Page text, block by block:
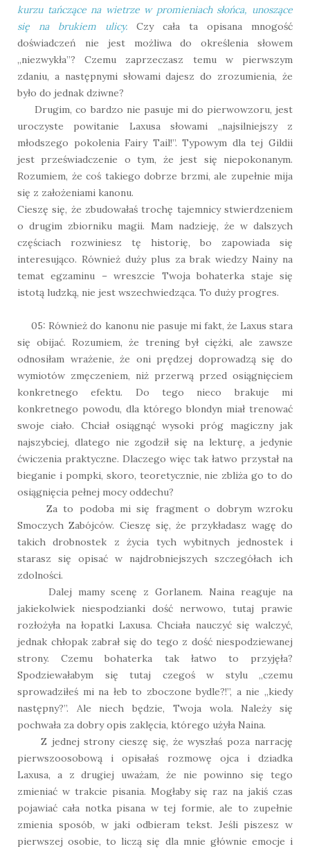
kurzu tańczące na wietrze w promieniach słońca, unoszące
się na brukiem ulicy. Czy cała ta opisana mnogość
doświadczeń nie jest możliwa do określenia słowem
„niezwykła”? Czemu zaprzeczasz temu w pierwszym
zdaniu, a następnymi słowami dajesz do zrozumienia, że
było do jednak dziwne?
Drugim, co bardzo nie pasuje mi do pierwowzoru, jest
uroczyste powitanie Laxusa słowami „najsilniejszy z
młodszego pokolenia Fairy Tail!”. Typowym dla tej Gildii
jest przeświadczenie o tym, że jest się niepokonanym.
Rozumiem, że coś takiego dobrze brzmi, ale zupełnie mija
się z założeniami kanonu.
Cieszę się, że zbudowałaś trochę tajemnicy stwierdzeniem
o drugim zbiorniku magii. Mam nadzieję, że w dalszych
częściach rozwiniesz tę historię, bo zapowiada się
interesująco. Również duży plus za brak wiedzy Nainy na
temat egzaminu – wreszcie Twoja bohaterka staje się
istotą ludzką, nie jest wszechwiedząca. To duży progres.
05: Również do kanonu nie pasuje mi fakt, że Laxus stara
się obijać. Rozumiem, że trening był ciężki, ale zawsze
odnosiłam wrażenie, że oni prędzej doprowadzą się do
wymiotów zmęczeniem, niż przerwą przed osiągnięciem
konkretnego efektu. Do tego nieco brakuje mi
konkretnego powodu, dla którego blondyn miał trenować
swoje ciało. Chciał osiągnąć wysoki próg magiczny jak
najszybciej, dlatego nie zgodził się na lekturę, a jedynie
ćwiczenia praktyczne. Dlaczego więc tak łatwo przystał na
bieganie i pompki, skoro, teoretycznie, nie zbliża go to do
osiągnięcia pełnej mocy oddechu?
Za to podoba mi się fragment o dobrym wzroku
Smoczych Zabójców. Cieszę się, że przykładasz wagę do
takich drobnostek z życia tych wybitnych jednostek i
starasz się opisać w najdrobniejszych szczegółach ich
zdolności.
Dalej mamy scenę z Gorlanem. Naina reaguje na
jakiekolwiek niespodzianki dość nerwowo, tutaj prawie
rozłożyła na łopatki Laxusa. Chciała nauczyć się walczyć,
jednak chłopak zabrał się do tego z dość niespodziewanej
strony. Czemu bohaterka tak łatwo to przyjęła?
Spodziewałabym się tutaj czegoś w stylu „czemu
sprowadziłeś mi na łeb to zboczone bydle?!”, a nie „kiedy
następny?”. Ale niech będzie, Twoja wola. Należy się
pochwała za dobry opis zaklęcia, którego użyła Naina.
Z jednej strony cieszę się, że wyszłaś poza narrację
pierwszoosobową i opisałaś rozmowę ojca i dziadka
Laxusa, a z drugiej uważam, że nie powinno się tego
zmieniać w trakcie pisania. Mogłaby się raz na jakiś czas
pojawiać cała notka pisana w tej formie, ale to zupełnie
zmienia sposób, w jaki odbieram tekst. Jeśli piszesz w
pierwszej osobie, to liczą się dla mnie głównie emocje i